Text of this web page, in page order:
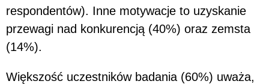
respondentów). Inne motywacje to uzyskanie
przewagi nad konkurencją (40%) oraz zemsta
(14%).
Większość uczestników badania (60%) uważa,